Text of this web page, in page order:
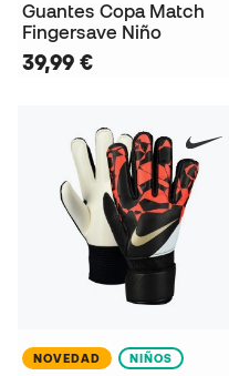
Guantes Copa Match
Fingersave Niño
39,99 €
NOVEDAD NIÑOS